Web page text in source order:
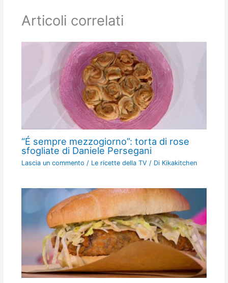
Articoli correlati
“É sempre mezzogiorno”: torta di rose
sfogliate di Daniele Persegani
Lascia un commento / Le ricette della TV / Di Kikakitchen